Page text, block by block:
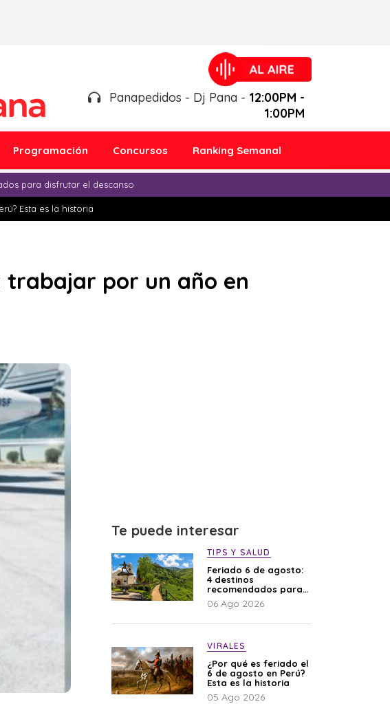
Panapedidos - Dj Pana - 12:00PM -
1:00PM
Programación Concursos Ranking Semanal
para disfrutar el descanso
Esta es la historia
trabajar por un año en
Te puede interesar
TIPS Y SALUD
Feriado 6 de agosto:
4 destinos
recomendados para
disfrutar el descanso
06 Ago 2026
VIRALES
¿Por qué es feriado el
6 de agosto en Perú?
Esta es la historia
05 Ago 2026